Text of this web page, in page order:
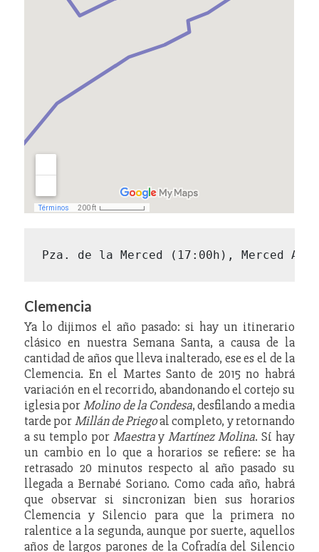
Pza. de la Merced (17:00h), Merced
Clemencia
Ya lo dijimos el año pasado: si hay un itinerario
clásico en nuestra Semana Santa, a causa de la
cantidad de años que lleva inalterado, ese es el de la
Clemencia. En el Martes Santo de 2015 no habrá
variación en el recorrido, abandonando el cortejo su
iglesia porMolino de la Condesa, desfilando a media
tarde porMillán de Priegoal completo, y retornando
a su templo por MaestrayMartínez Molina. Sí hay
un cambio en lo que a horarios se refiere: se ha
retrasado 20 minutos respecto al año pasado su
llegada a Bernabé Soriano. Como cada año, habrá
que observar si sincronizan bien sus horarios
Clemencia y Silencio para que la primera no
ralentice a la segunda, aunque por suerte, aquellos
años de largos parones de la Cofradía del Silencio